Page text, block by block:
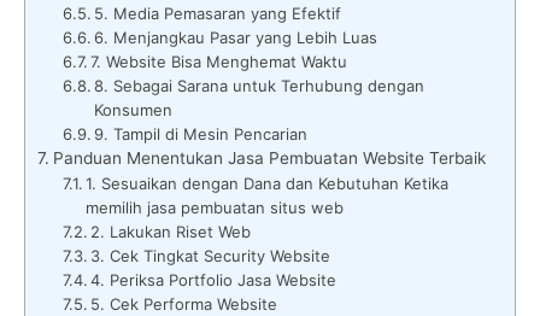
5. Media Pemasaran yang Efektif
6. Menjangkau Pasar yang Lebih Luas
7. Website Bisa Menghemat Waktu
8. Sebagai Sarana untuk Terhubung dengan
Konsumen
9. Tampil di Mesin Pencarian
Panduan Menentukan Jasa Pembuatan Website Terbaik
1. Sesuaikan dengan Dana dan Kebutuhan Ketika
memilih jasa pembuatan situs web
2. Lakukan Riset Web
3. Cek Tingkat Security Website
4. Periksa Portfolio Jasa Website
5. Cek Performa Website